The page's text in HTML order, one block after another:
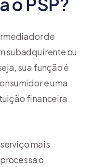
de
subadquirente ou
sua função é
e uma
financeira
mais
o